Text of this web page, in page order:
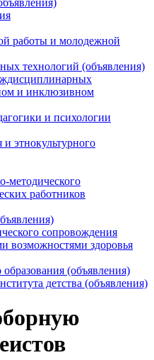
работы и молодежной
технологий (объявления)
и инклюзивном
и психологии
и этнокультурного
методического
работников
сопровождения
возможностями здоровья
(объявления)
детства (объявления)